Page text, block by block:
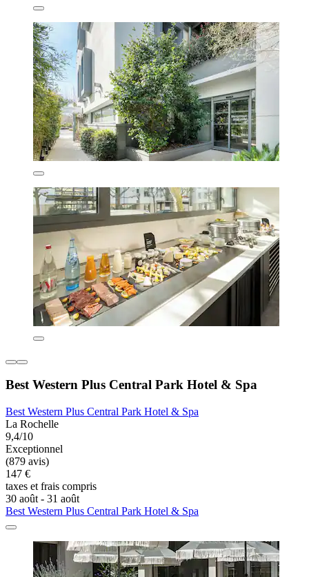
Best Western Plus Central Park Hotel & Spa
Best Western Plus Central Park Hotel & Spa
La Rochelle
9,4/10
Exceptionnel
(879 avis)
147 €
taxes et frais compris
30 août - 31 août
Best Western Plus Central Park Hotel & Spa